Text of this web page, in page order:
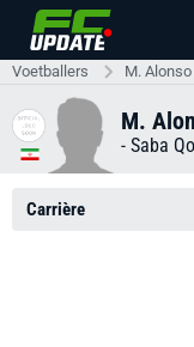
Voetballers M. Alonso
M.
- Saba
Carrière